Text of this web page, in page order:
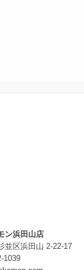
ン浜田山店
並区浜田山 2-22-17
1039